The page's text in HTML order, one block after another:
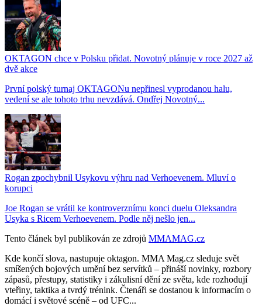
OKTAGON chce v Polsku přidat. Novotný plánuje v roce 2027 až
dvě akce
První polský turnaj OKTAGONu nepřinesl vyprodanou halu,
vedení se ale tohoto trhu nevzdává. Ondřej Novotný...
Rogan zpochybnil Usykovu výhru nad Verhoevenem. Mluví o
korupci
Joe Rogan se vrátil ke kontroverznímu konci duelu Oleksandra
Usyka s Ricem Verhoevenem. Podle něj nešlo jen...
Tento článek byl publikován ze zdrojů MMAMAG.cz
Kde končí slova, nastupuje oktagon. MMA Mag.cz sleduje svět
smíšených bojových umění bez servítků – přináší novinky, rozbory
zápasů, přestupy, statistiky i zákulisní dění ze světa, kde rozhodují
vteřiny, taktika a tvrdý trénink. Čtenáři se dostanou k informacím o
domácí i světové scéně – od UFC...